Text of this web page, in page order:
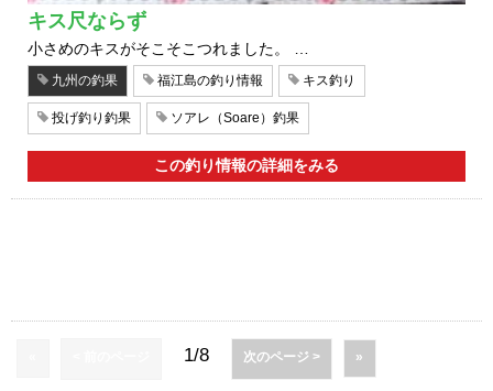
キス尺ならず
小さめのキスがそこそこつれました。 …
九州の釣果 福江島の釣り情報 キス釣り
投げ釣り釣果 ソアレ（Soare）釣果
この釣り情報の詳細をみる
1/8 次のページ > »